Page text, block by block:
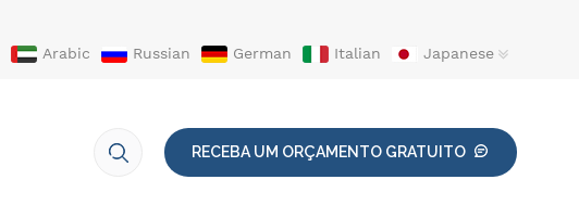
Arabic Russian German Italian
Japanese
RECEBA UM ORÇAMENTO GRATUITO